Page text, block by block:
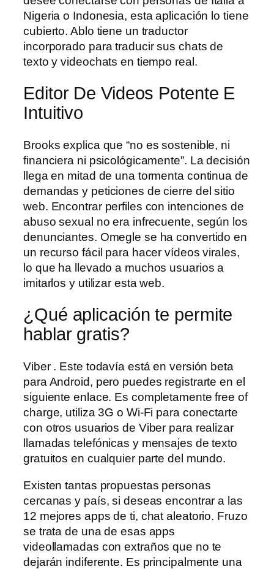
Nigeria o Indonesia, esta aplicación lo tiene
cubierto. Ablo tiene un traductor
incorporado para traducir sus chats de
texto y videochats en tiempo real.
Editor De Videos Potente E
Intuitivo
Brooks explica que “no es sostenible, ni
financiera ni psicológicamente”. La decisión
llega en mitad de una tormenta continua de
demandas y peticiones de cierre del sitio
web. Encontrar perfiles con intenciones de
abuso sexual no era infrecuente, según los
denunciantes. Omegle se ha convertido en
un recurso fácil para hacer vídeos virales,
lo que ha llevado a muchos usuarios a
imitarlos y utilizar esta web.
¿Qué aplicación te permite
hablar gratis?
Viber . Este todavía está en versión beta
para Android, pero puedes registrarte en el
siguiente enlace. Es completamente free of
charge, utiliza 3G o Wi-Fi para conectarte
con otros usuarios de Viber para realizar
llamadas telefónicas y mensajes de texto
gratuitos en cualquier parte del mundo.
Existen tantas propuestas personas
cercanas y país, si deseas encontrar a las
12 mejores apps de ti, chat aleatorio. Fruzo
se trata de una de esas apps
videollamadas con extraños que no te
dejarán indiferente. Es principalmente una